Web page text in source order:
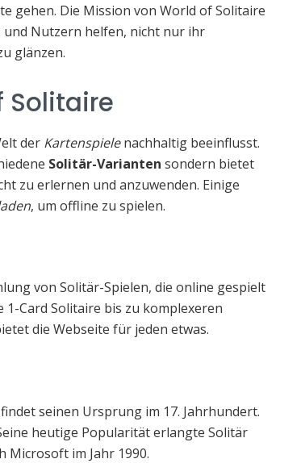
gehen. Die Mission von World of Solitaire
und Nutzern helfen, nicht nur ihr
glänzen.
Solitaire
der Kartenspielenachhaltig beeinflusst.
Solitär-Varianten sondern bietet
zu erlernen und anzuwenden. Einige
, um offline zu spielen.
von Solitär-Spielen, die online gespielt
Card Solitaire bis zu komplexeren
die Webseite für jeden etwas.
seinen Ursprung im 17. Jahrhundert.
heutige Popularität erlangte Solitär
Microsoft im Jahr 1990.